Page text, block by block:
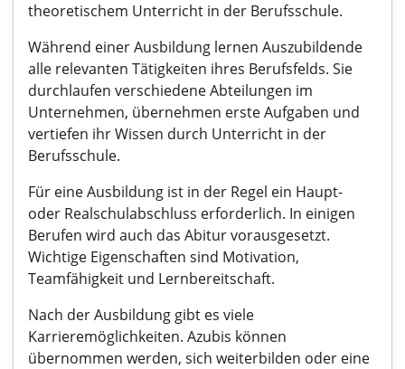
theoretischem Unterricht in der Berufsschule.
Während einer Ausbildung lernen Auszubildende
alle relevanten Tätigkeiten ihres Berufsfelds. Sie
durchlaufen verschiedene Abteilungen im
Unternehmen, übernehmen erste Aufgaben und
vertiefen ihr Wissen durch Unterricht in der
Berufsschule.
Für eine Ausbildung ist in der Regel ein Haupt-
oder Realschulabschluss erforderlich. In einigen
Berufen wird auch das Abitur vorausgesetzt.
Wichtige Eigenschaften sind Motivation,
Teamfähigkeit und Lernbereitschaft.
Nach der Ausbildung gibt es viele
Karrieremöglichkeiten. Azubis können
übernommen werden, sich weiterbilden oder eine